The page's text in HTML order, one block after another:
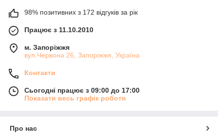
98% позитивних з 172 відгуків за рік
Працює з 11.10.2010
м. Запоріжжя
вул.Червона 26, Запоріжжя, Україна
Контакти
Сьогодні працює з 09:00 до 17:00
Показати весь графік роботи
Про нас